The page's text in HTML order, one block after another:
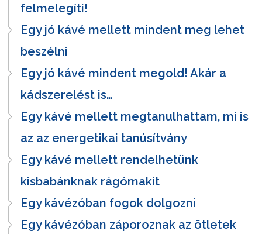
felmelegíti!
Egy jó kávé mellett mindent meg lehet
beszélni
Egy jó kávé mindent megold! Akár a
kádszerelést is…
Egy kávé mellett megtanulhattam, mi is
az az energetikai tanúsítvány
Egy kávé mellett rendelhetünk
kisbabánknak rágómakit
Egy kávézóban fogok dolgozni
Egy kávézóban záporoznak az ötletek